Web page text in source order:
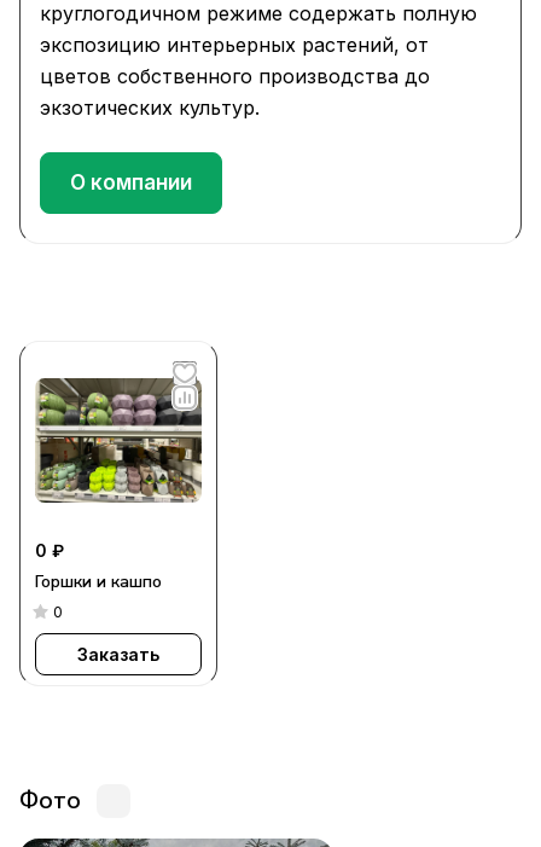
круглогодичном режиме содержать полную
экспозицию интерьерных растений, от
цветов собственного производства до
экзотических культур.
О компании
0 ₽
Горшки и кашпо
0
Заказать
Фото